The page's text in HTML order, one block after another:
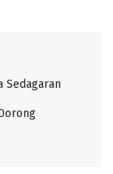
Sedagaran